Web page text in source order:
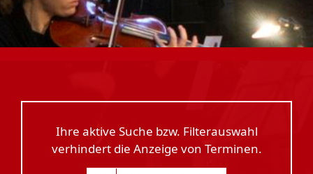
Ihre aktive Suche bzw. Filterauswahl
verhindert die Anzeige von Terminen.